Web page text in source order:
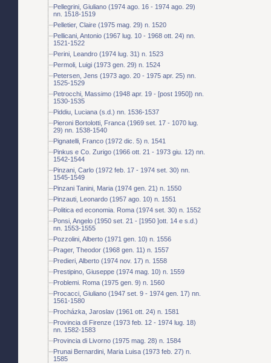
Pellegrini, Giuliano (1974 ago. 16 - 1974 ago. 29)
nn. 1518-1519
Pelletier, Claire (1975 mag. 29) n. 1520
Pellicani, Antonio (1967 lug. 10 - 1968 ott. 24) nn.
1521-1522
Perini, Leandro (1974 lug. 31) n. 1523
Permoli, Luigi (1973 gen. 29) n. 1524
Petersen, Jens (1973 ago. 20 - 1975 apr. 25) nn.
1525-1529
Petrocchi, Massimo (1948 apr. 19 - [post 1950]) nn.
1530-1535
Piddiu, Luciana (s.d.) nn. 1536-1537
Pieroni Bortolotti, Franca (1969 set. 17 - 1070 lug.
29) nn. 1538-1540
Pignatelli, Franco (1972 dic. 5) n. 1541
Pinkus e Co. Zurigo (1966 ott. 21 - 1973 giu. 12) nn.
1542-1544
Pinzani, Carlo (1972 feb. 17 - 1974 set. 30) nn.
1545-1549
Pinzani Tanini, Maria (1974 gen. 21) n. 1550
Pinzauti, Leonardo (1957 ago. 10) n. 1551
Politica ed economia. Roma (1974 set. 30) n. 1552
Ponsi, Angelo (1950 set. 21 - [1950 ]ott. 14 e s.d.)
nn. 1553-1555
Pozzolini, Alberto (1971 gen. 10) n. 1556
Prager, Theodor (1968 gen. 11) n. 1557
Predieri, Alberto (1974 nov. 17) n. 1558
Prestipino, Giuseppe (1974 mag. 10) n. 1559
Problemi. Roma (1975 gen. 9) n. 1560
Procacci, Giuliano (1947 set. 9 - 1974 gen. 17) nn.
1561-1580
Procházka, Jaroslav (1961 ott. 24) n. 1581
Provincia di Firenze (1973 feb. 12 - 1974 lug. 18)
nn. 1582-1583
Provincia di Livorno (1975 mag. 28) n. 1584
Prunai Bernardini, Maria Luisa (1973 feb. 27) n.
1585